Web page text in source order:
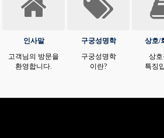
인사말
고객님의 방문을
환영합니다.
구궁성명학
구궁성명학
이란?
상호/
상
특징